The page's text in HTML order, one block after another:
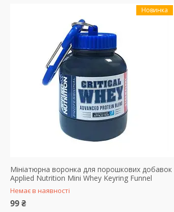
Новинка
Мініатюрна воронка для порошкових добавок
Applied Nutrition Mini Whey Keyring Funnel
Немає в наявності
99 ₴